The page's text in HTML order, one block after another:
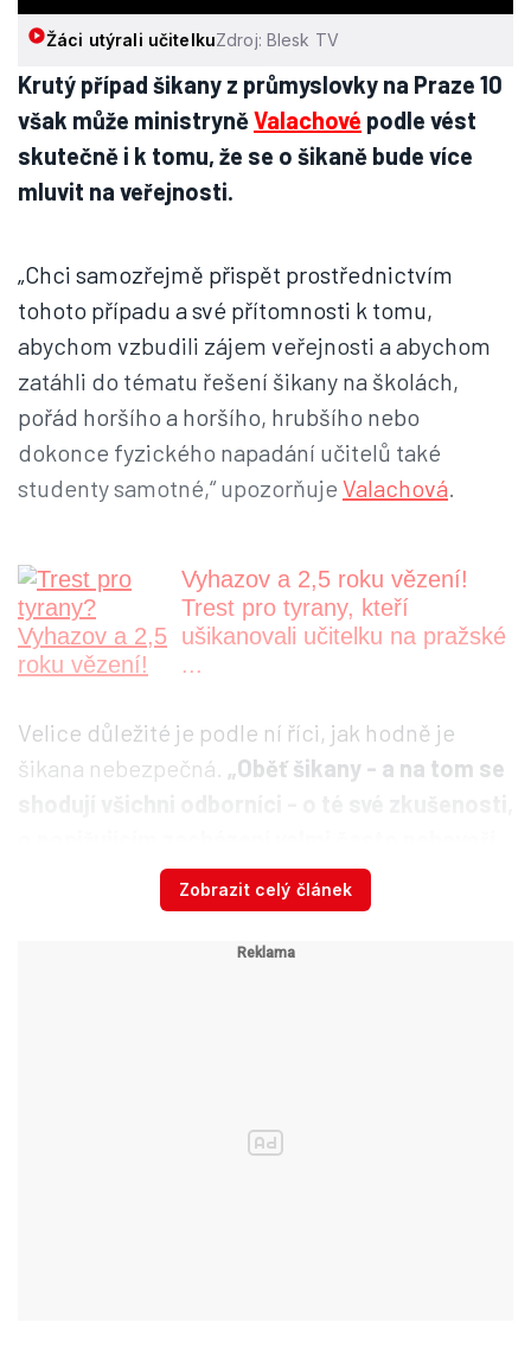
Žáci utýrali učitelkuZdroj: Blesk TV
Krutý případ šikany z průmyslovky na Praze 10
však může ministryněValachové podle vést
skutečně i k tomu, že se o šikaně bude více
mluvit na veřejnosti.
„Chci samozřejmě přispět prostřednictvím
tohoto případu a své přítomnosti k tomu,
abychom vzbudili zájem veřejnosti a abychom
zatáhli do tématu řešení šikany na školách,
pořád horšího a horšího, hrubšího nebo
dokonce fyzického napadání učitelů také
studenty samotné,“ upozorňuje Valachová.
Vyhazov a 2,5 roku vězení!
Trest pro tyrany, kteří
ušikanovali učitelku na pražské
...
Velice důležité je podle ní říci, jak hodně je
šikana nebezpečná. „Oběť šikany - a na tom se
ani se svými nejbližšími. Konec konců, ty
informace z posledních dnů ukazují, že paní
učitelka se vlastně nesvěřila ani doma.
Důležité jsou podle ministryně proto hlavně
Zobrazit celý článek